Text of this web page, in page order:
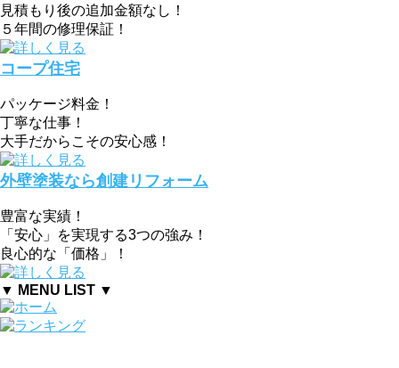
見積もり後の追加金額なし！
５年間の修理保証！
コープ住宅
パッケージ料金！
丁寧な仕事！
大手だからこその安心感！
外壁塗装なら創建リフォーム
豊富な実績！
「安心」を実現する3つの強み！
良心的な「価格」！
▼ MENU LIST ▼